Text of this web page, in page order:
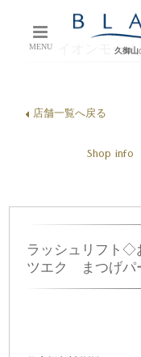
MENU 久御山
イオンモー
店舗一覧へ戻る
Shop info
ラッシュリフト
ツエク まつげパ